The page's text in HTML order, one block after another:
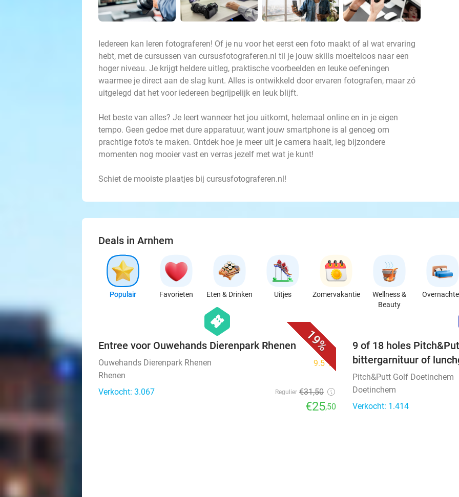
Iedereen kan leren fotograferen! Of je nu voor het eerst een foto maakt of al wat ervaring
hebt, met de cursussen van cursusfotograferen.nl til je jouw skills moeiteloos naar een
hoger niveau. Je krijgt heldere uitleg, praktische voorbeelden en leuke oefeningen
waarmee je direct aan de slag kunt. Alles is ontwikkeld door ervaren fotografen, maar zó
uitgelegd dat het voor iedereen begrijpelijk en leuk blijft.
Het beste van alles? Je leert wanneer het jou uitkomt, helemaal online en in je eigen
tempo. Geen gedoe met dure apparatuur, want jouw smartphone is al genoeg om
prachtige foto’s te maken. Ontdek hoe je meer uit je camera haalt, leg bijzondere
momenten nog mooier vast en verras jezelf met wat je kunt!
Schiet de mooiste plaatjes bij cursusfotograferen.nl!
Deals in Arnhem
Populair Favorieten Eten & Drinken Uitjes Zomervakantie
Wellness &
Beauty
19%
hexagon
events
Entree voor Ouwehands Dierenpark Rhenen
Ouwehands Dierenpark Rhenen 9.5star
Rhenen
Verkocht: 3.067
Regulier €31,50
€25,50
9 of 18 holes
bittergarnituur of
Pitch&Putt Golf Doetinchem
Doetinchem
Verkocht: 1.414